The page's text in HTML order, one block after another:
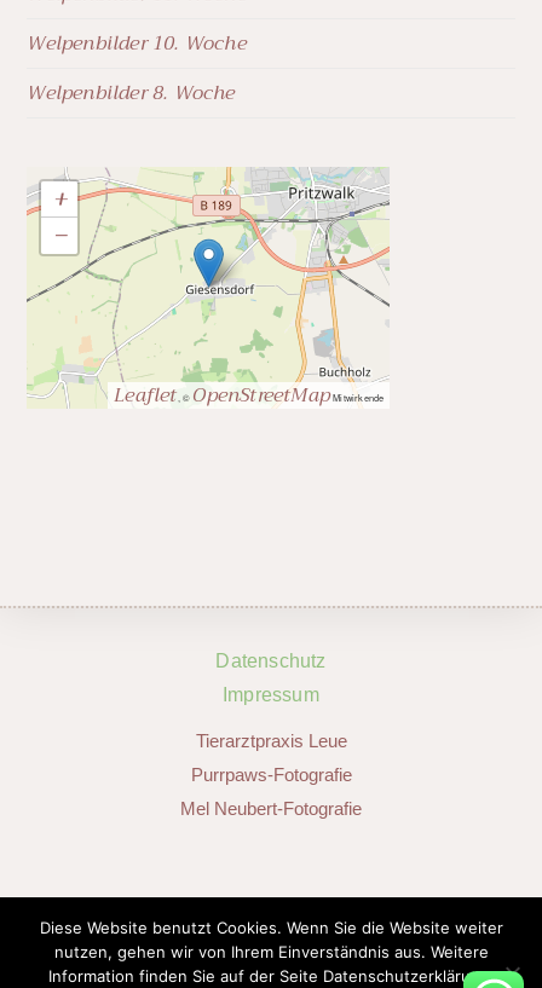
Welpenbilder 10. Woche
Welpenbilder 8. Woche
+
−
Leaflet , © OpenStreetMapMitwirkende
Datenschutz
Impressum
Tierarztpraxis Leue
Purrpaws-Fotografie
Mel Neubert-Fotografie
SOCIAL MEDIA
Diese Website benutzt Cookies. Wenn Sie die Website weiter
nutzen, gehen wir von Ihrem Einverständnis aus. Weitere
Information finden Sie auf der Seite Datenschutzerklärung.